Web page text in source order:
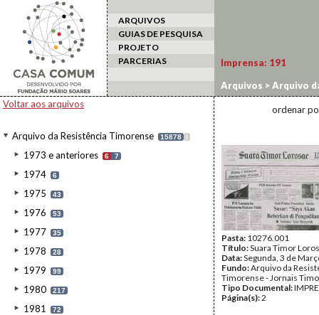
ARQUIVOS
GUIAS DE PESQUISA
PROJETO
PARCERIAS
Voltar aos arquivos
Arquivo da Resistência Timorense 15878 I
1973 e anteriores 6 7
1974 6
1975 43
1976 53
1977 35
1978 28
1979 99
1980 217
1981 72
Imprensa: 191
Arquivos >Arquivo
2008
ordenar
Pasta: 10276.001
Título:Suara Timor
Data:Segunda, 3 de
Fundo:Arquivo da
Timorense - Jornais
Tipo Documental:
Página(s):2